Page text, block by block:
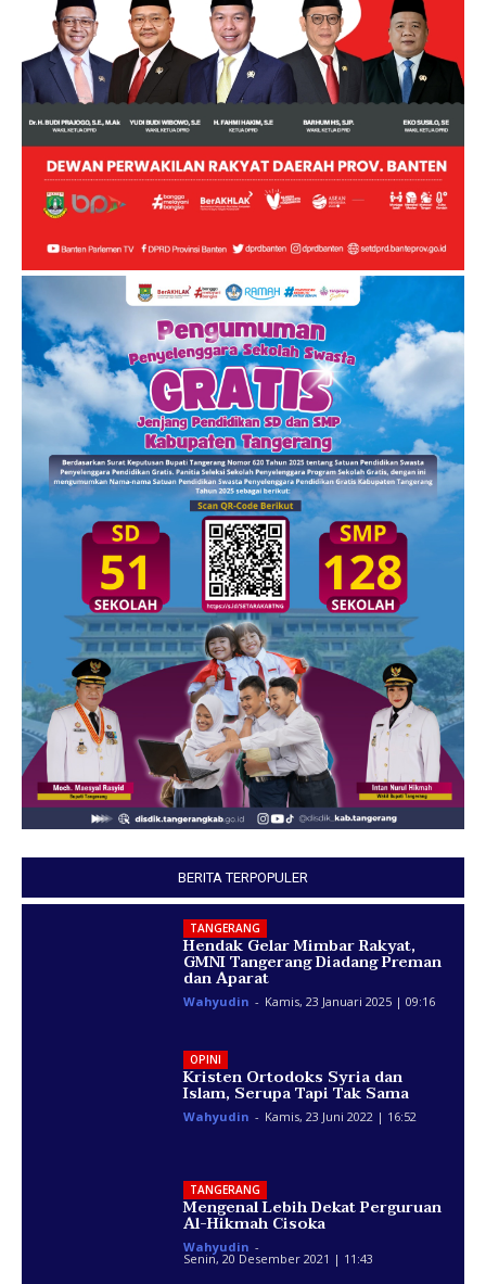
BERITA TERPOPULER
TANGERANG
Hendak Gelar Mimbar Rakyat,
GMNI Tangerang Diadang Preman
dan Aparat
Wahyudin - Kamis, 23 Januari 2025 | 09:16
OPINI
Kristen Ortodoks Syria dan
Islam, Serupa Tapi Tak Sama
Wahyudin - Kamis, 23 Juni 2022 | 16:52
TANGERANG
Mengenal Lebih Dekat Perguruan
Al-Hikmah Cisoka
Wahyudin -
Senin, 20 Desember 2021 | 11:43